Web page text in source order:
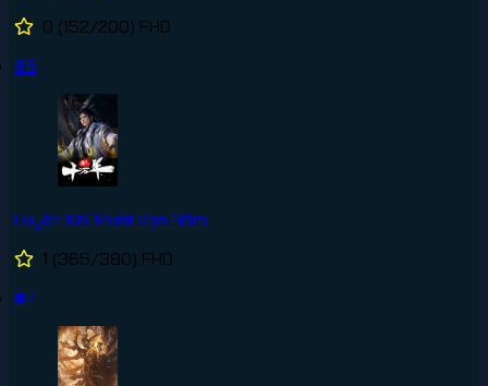
0 (152/200) FHD
#6
Luyện Khí Mười Vạn Năm
1 (365/380) FHD
#7